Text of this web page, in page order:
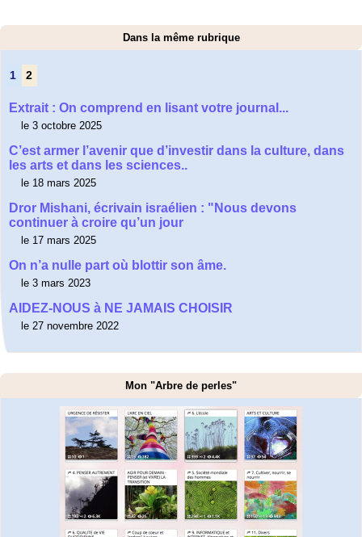
Dans la même rubrique
1 2
Extrait : On comprend en lisant votre journal...
le 3 octobre 2025
C’est armer l’avenir que d’investir dans la culture, dans
les arts et dans les sciences..
le 18 mars 2025
Dror Mishani, écrivain israélien : "Nous devons
continuer à croire qu’un jour
le 17 mars 2025
On n’a nulle part où blottir son âme.
le 3 mars 2023
AIDEZ-NOUS à NE JAMAIS CHOISIR
le 27 novembre 2022
Mon "Arbre de perles"